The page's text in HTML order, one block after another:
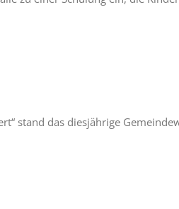
stand das diesjährige